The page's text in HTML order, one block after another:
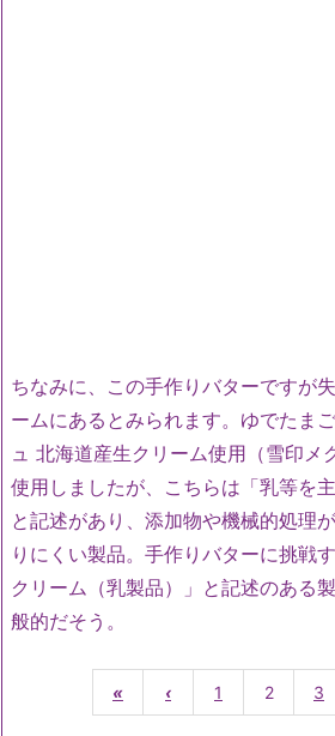
ちなみに、この手作りバターですが
ームにあるとみられます。ゆでたま
ュ 北海道産生クリーム使用（雪印メ
使用しましたが、こちらは「乳等を
と記述があり、添加物や機械的処理
りにくい製品。手作りバターに挑戦
クリーム（乳製品）」と記述のある
般的だそう。
« ‹ 1 2 3